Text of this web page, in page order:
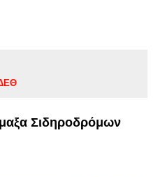
Σιδηροδρόμων